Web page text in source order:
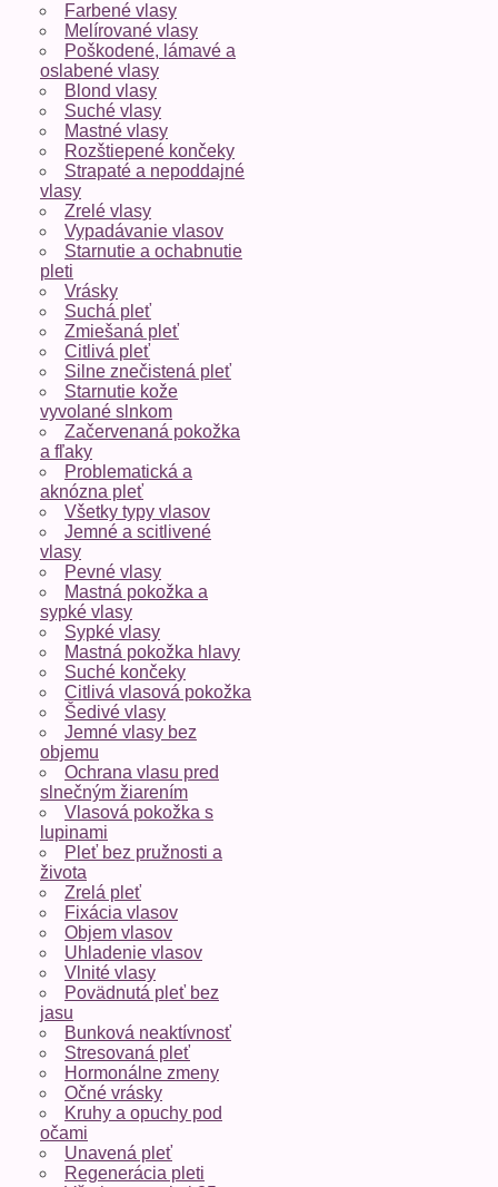
Farbené vlasy
Melírované vlasy
Poškodené, lámavé a
oslabené vlasy
Blond vlasy
Suché vlasy
Mastné vlasy
Rozštiepené končeky
Strapaté a nepoddajné
vlasy
Zrelé vlasy
Vypadávanie vlasov
Starnutie a ochabnutie
pleti
Vrásky
Suchá pleť
Zmiešaná pleť
Citlivá pleť
Silne znečistená pleť
Starnutie kože
vyvolané slnkom
Začervenaná pokožka
a fľaky
Problematická a
aknózna pleť
Všetky typy vlasov
Jemné a scitlivené
vlasy
Pevné vlasy
Mastná pokožka a
sypké vlasy
Sypké vlasy
Mastná pokožka hlavy
Suché končeky
Citlivá vlasová pokožka
Šedivé vlasy
Jemné vlasy bez
objemu
Ochrana vlasu pred
slnečným žiarením
Vlasová pokožka s
lupinami
Pleť bez pružnosti a
života
Zrelá pleť
Fixácia vlasov
Objem vlasov
Uhladenie vlasov
Vlnité vlasy
Povädnutá pleť bez
jasu
Bunková neaktívnosť
Stresovaná pleť
Hormonálne zmeny
Očné vrásky
Kruhy a opuchy pod
očami
Unavená pleť
Regenerácia pleti